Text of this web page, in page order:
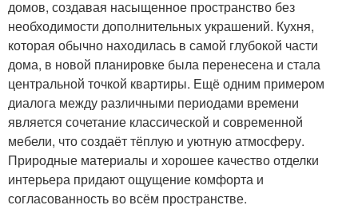
домов, создавая насыщенное пространство без
необходимости дополнительных украшений. Кухня,
которая обычно находилась в самой глубокой части
дома, в новой планировке была перенесена и стала
центральной точкой квартиры. Ещё одним примером
диалога между различными периодами времени
является сочетание классической и современной
мебели, что создаёт тёплую и уютную атмосферу.
Природные материалы и хорошее качество отделки
интерьера придают ощущение комфорта и
согласованность во всём пространстве.